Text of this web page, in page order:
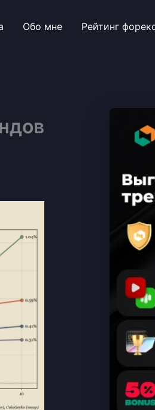
Обо мне Рейтинг